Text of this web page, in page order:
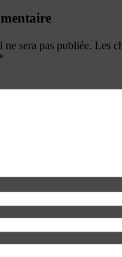
ne sera pas publiée. Les